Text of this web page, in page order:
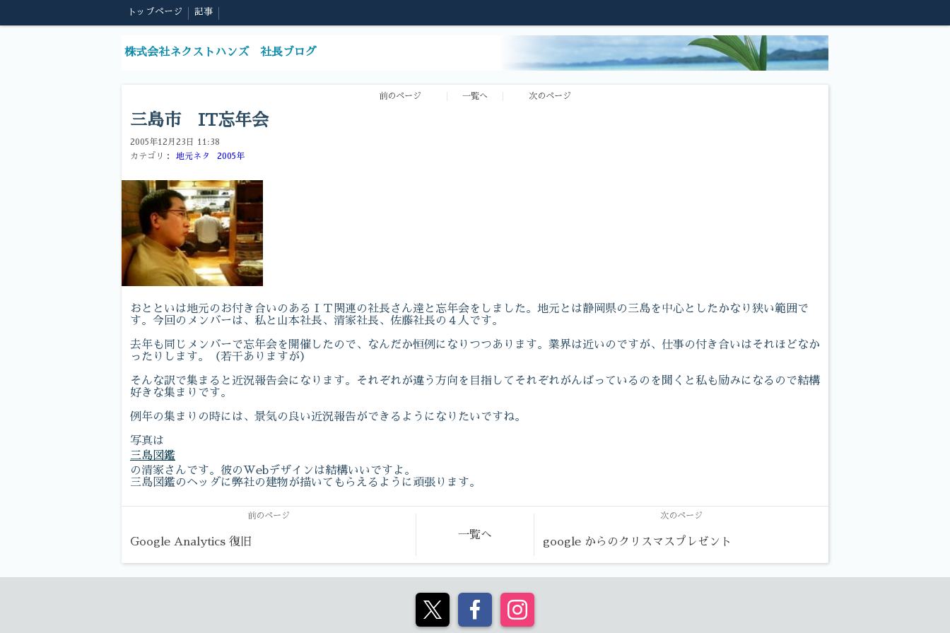
トップページ 記事
株式会社ネクストハンズ 社長ブログ
前のページ 一覧へ 次のページ
三島市 IT忘年会
2005年12月23日 11:38
カテゴリ：
地元ネタ 2005年
おとといは地元のお付き合いのあるＩＴ関連の社長さん達と忘年会をしました。地元とは静岡県の三島を中心としたかなり狭い範囲で
す。今回のメンバーは、私と山本社長、清家社長、佐藤社長の４人です。
去年も同じメンバーで忘年会を開催したので、なんだか恒例になりつつあります。業界は近いのですが、仕事の付き合いはそれほどなか
ったりします。（若干ありますが）
そんな訳で集まると近況報告会になります。それぞれが違う方向を目指してそれぞれがんばっているのを聞くと私も励みになるので結構
好きな集まりです。
例年の集まりの時には、景気の良い近況報告ができるようになりたいですね。
写真は
三島図鑑
の清家さんです。彼のWebデザインは結構いいですよ。
三島図鑑のヘッダに弊社の建物が描いてもらえるように頑張ります。
前のページ
Google Analytics 復旧
一覧へ
次のページ
google からのクリスマスプレゼント